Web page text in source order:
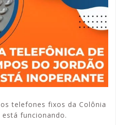
telefones fixos da Colônia
funcionando.